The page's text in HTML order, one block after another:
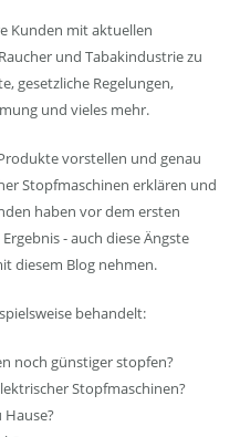
Kunden mit aktuellen
und Tabakindustrie zu
gesetzliche Regelungen,
und vieles mehr.
vorstellen und genau
Stopfmaschinen erklären und
haben vor dem ersten
- auch diese Ängste
diesem Blog nehmen.
behandelt:
noch günstiger stopfen?
Stopfmaschinen?